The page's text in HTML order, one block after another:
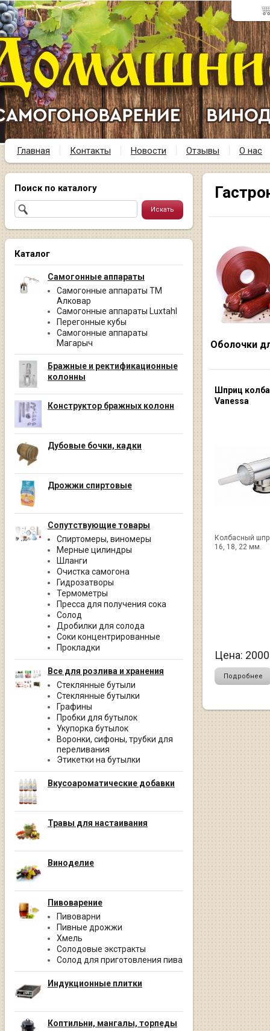
Главная Контакты Новости Отзывы О нас
Поиск по каталогу
Каталог
Самогонные аппараты
Самогонные аппараты ТМ
Алковар
Самогонные аппараты Luxtahl
Перегонные кубы
Самогонные аппараты
Магарыч
Бражные и ректификационные
колонны
Конструктор бражных колонн
Дубовые бочки, кадки
Дрожжи спиртовые
Сопутствующие товары
Спиртомеры, виномеры
Мерные цилиндры
Шланги
Очистка самогона
Гидрозатворы
Термометры
Пресса для получения сока
Солод
Дробилки для солода
Соки концентрированные
Прокладки
Все для розлива и хранения
Стеклянные бутыли
Стеклянные бутылки
Графины
Пробки для бутылок
Укупорка бутылок
Воронки, сифоны, трубки для
переливания
Этикетки на бутылки
Вкусоароматические добавки
Травы для настаивания
Виноделие
Пивоварение
Пивоварни
Пивные дрожжи
Хмель
Солодовые экстракты
Солод для приготовления пива
Индукционные плитки
Коптильни, мангалы, торпеды
Оболочки
Шприц
Vanessa
Колбасный
16, 18, 22 мм.
Цена: 2000
Подробнее